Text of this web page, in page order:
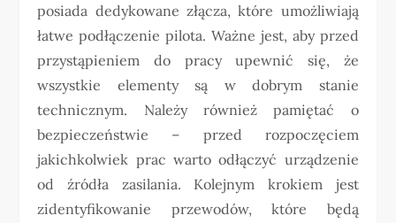
posiada dedykowane złącza, które umożliwiają
łatwe podłączenie pilota. Ważne jest, aby przed
przystąpieniem do pracy upewnić się, że
wszystkie elementy są w dobrym stanie
technicznym. Należy również pamiętać o
bezpieczeństwie – przed rozpoczęciem
jakichkolwiek prac warto odłączyć urządzenie
od źródła zasilania. Kolejnym krokiem jest
zidentyfikowanie przewodów, które będą